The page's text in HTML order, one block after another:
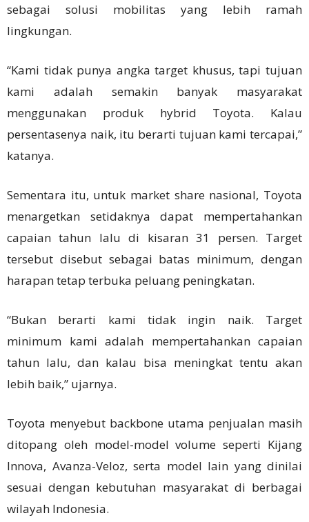
sebagai solusi mobilitas yang lebih ramah
lingkungan.
“Kami tidak punya angka target khusus, tapi tujuan
kami adalah semakin banyak masyarakat
menggunakan produk hybrid Toyota. Kalau
persentasenya naik, itu berarti tujuan kami tercapai,”
katanya.
Sementara itu, untuk market share nasional, Toyota
menargetkan setidaknya dapat mempertahankan
capaian tahun lalu di kisaran 31 persen. Target
tersebut disebut sebagai batas minimum, dengan
harapan tetap terbuka peluang peningkatan.
“Bukan berarti kami tidak ingin naik. Target
minimum kami adalah mempertahankan capaian
tahun lalu, dan kalau bisa meningkat tentu akan
lebih baik,” ujarnya.
Toyota menyebut backbone utama penjualan masih
ditopang oleh model-model volume seperti Kijang
Innova, Avanza-Veloz, serta model lain yang dinilai
sesuai dengan kebutuhan masyarakat di berbagai
wilayah Indonesia.